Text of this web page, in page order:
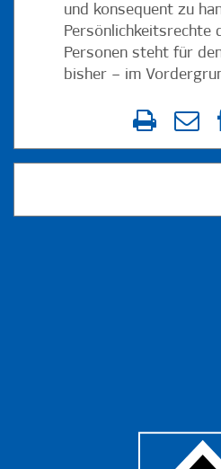
und konsequent zu
Persönlichkeitsrechte
Personen steht für
bisher – im